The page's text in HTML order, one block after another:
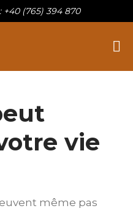
Nos titans
Blog
+40 (765) 394 870
vie
même pas